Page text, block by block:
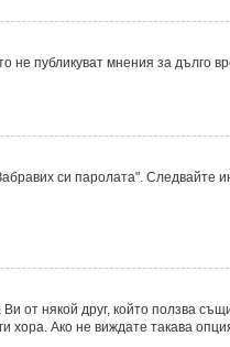
не публикуват мнения за дълго
си паролата". Следвайте
от някой друг, който ползва
Ако не виждате такава